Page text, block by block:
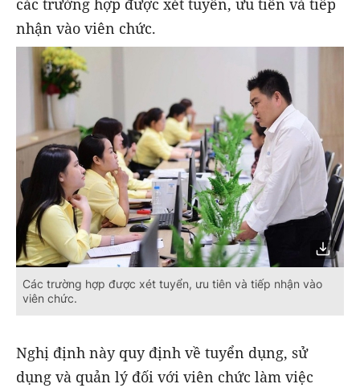
các trường hợp được xét tuyển, ưu tiên và tiếp
nhận vào viên chức.
Các trường hợp được xét tuyển, ưu tiên và tiếp nhận vào
viên chức.
Nghị định này quy định về tuyển dụng, sử
dụng và quản lý đối với viên chức làm việc